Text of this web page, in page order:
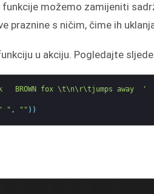
funkcije možemo zamijeniti
praznine s ničim, čime ih
u akciju. Pogledajte
BROWN fox \t\n\r\tjumps away  '
" " , "" ) )